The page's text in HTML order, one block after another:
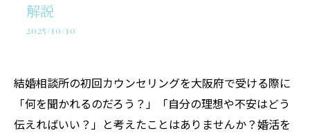
解説
2025/10/10
結婚相談所の初回カウンセリングを大阪府で受ける際に
「何を聞かれるのだろう？」「自分の理想や不安はどう
伝えればいい？」と考えたことはありませんか？婚活を